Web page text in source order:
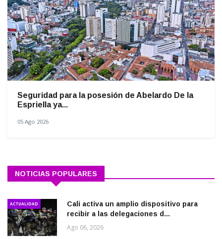
Seguridad para la posesión de Abelardo De la
Espriella ya...
05 Ago 2026
NOTICIAS POPULARES
ACTUALIDAD
Cali activa un amplio dispositivo para
recibir a las delegaciones d...
Ago 06, 2026